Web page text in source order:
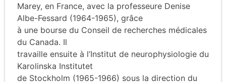
Marey, en France, avec la professeure Denise
Albe-Fessard (1964-1965), grâce
à une bourse du Conseil de recherches médicales
du Canada. Il
travaille ensuite à l’Institut de neurophysiologie du
Karolinska Institutet
de Stockholm (1965-1966) sous la direction du